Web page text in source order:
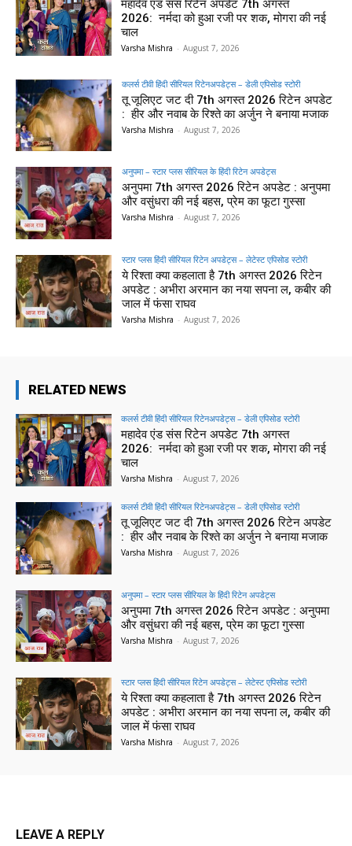
महादेव एंड संस रिटेन अपडेट 7th अगस्त
2026: नर्मदा को हुआ रजी पर शक, मोगरा की नई
चाल
Varsha Mishra - August 7, 2026
कलर्स टीवी हिंदी सीरियल रिटेनअपडेट्स – डेली एपिसोड स्टोरी
तू जूलिएट जट दी 7th अगस्त 2026 रिटेन अपडेट
: हीर और नवाब के रिश्ते का अर्जुन ने बनाया मजाक
Varsha Mishra - August 7, 2026
अनुपमा – स्टार प्लस सीरियल के हिंदी रिटेन अपडेट्स
अनुपमा 7th अगस्त 2026 रिटेन अपडेट : अनुपमा
और वसुंधरा की नई बहस, प्रेम का फूटा गुस्सा
Varsha Mishra - August 7, 2026
स्टार प्लस हिंदी सीरियल रिटेन अपडेट्स – लेटेस्ट एपिसोड स्टोरी
ये रिश्ता क्या कहलाता है 7th अगस्त 2026 रिटेन
अपडेट : अभीरा अरमान का नया सपना ल, कबीर की
जाल में फंसा राघव
Varsha Mishra - August 7, 2026
RELATED NEWS
कलर्स टीवी हिंदी सीरियल रिटेनअपडेट्स – डेली एपिसोड स्टोरी
महादेव एंड संस रिटेन अपडेट 7th अगस्त
2026: नर्मदा को हुआ रजी पर शक, मोगरा की नई
चाल
Varsha Mishra - August 7, 2026
कलर्स टीवी हिंदी सीरियल रिटेनअपडेट्स – डेली एपिसोड स्टोरी
तू जूलिएट जट दी 7th अगस्त 2026 रिटेन अपडेट
: हीर और नवाब के रिश्ते का अर्जुन ने बनाया मजाक
Varsha Mishra - August 7, 2026
अनुपमा – स्टार प्लस सीरियल के हिंदी रिटेन अपडेट्स
अनुपमा 7th अगस्त 2026 रिटेन अपडेट : अनुपमा
और वसुंधरा की नई बहस, प्रेम का फूटा गुस्सा
Varsha Mishra - August 7, 2026
स्टार प्लस हिंदी सीरियल रिटेन अपडेट्स – लेटेस्ट एपिसोड स्टोरी
ये रिश्ता क्या कहलाता है 7th अगस्त 2026 रिटेन
अपडेट : अभीरा अरमान का नया सपना ल, कबीर की
जाल में फंसा राघव
Varsha Mishra - August 7, 2026
LEAVE A REPLY